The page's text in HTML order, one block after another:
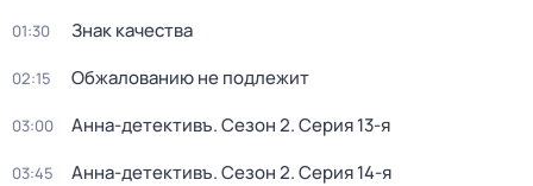
01:30 Знак качества
02:15 Обжалованию не подлежит
03:00 Анна-детективъ. Сезон 2. Серия 13-я
03:45 Анна-детективъ. Сезон 2. Серия 14-я